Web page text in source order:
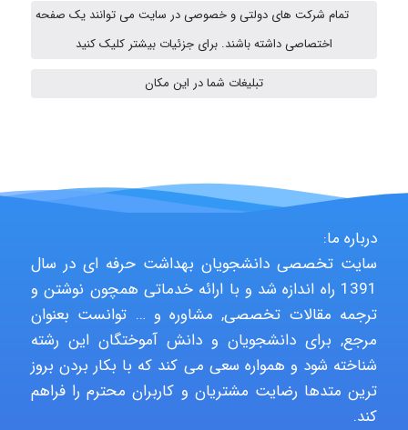
arman.m
Hasan haghparast
تمام شرکت های دولتی و خصوصی در سایت می توانند یک صفحه
اختصاصی داشته باشند. برای جزئیات بیشتر کلیک کنید
تبلیغات شما در این مکان
درباره ما:
سایت تخصصی دانشجویان بهداشت حرفه ای در سال
1391 راه اندازه شد و با ارائه خدماتی همچون نوشتن و
ترجمه مقالات تخصصی, مشاوره و … توانست بعنوان
مرجع, برای دانشجویان و دانش آموختگان این رشته
شناخته شود و همواره سعی می کند که با بکار بردن بروز
ترین متدها رضایت مشتریان و کاربران محترم را فراهم
کند.